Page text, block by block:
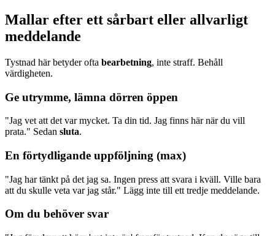
Mallar efter ett sårbart eller allvarligt
meddelande
Tystnad här betyder ofta bearbetning, inte straff. Behåll
värdigheten.
Ge utrymme, lämna dörren öppen
"Jag vet att det var mycket. Ta din tid. Jag finns här när du vill
prata." Sedan sluta.
En förtydligande uppföljning (max)
"Jag har tänkt på det jag sa. Ingen press att svara i kväll. Ville bara
att du skulle veta var jag står." Lägg inte till ett tredje meddelande.
Om du behöver svar